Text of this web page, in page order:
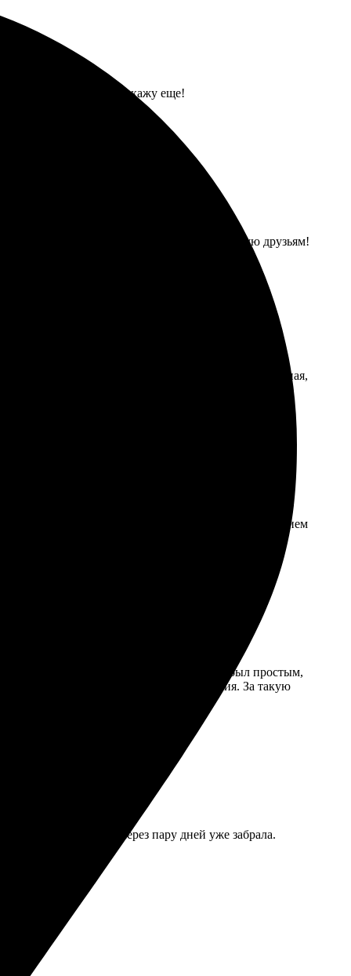
фото. Обязательно закажу еще!
неделю пришла посылка. Качество печати
сервисом и результатом. Рекомендую друзьям!
выбрал размер и оформил заказ. Упаковка отличная,
фотографии. Ребята знают своё дело! С удовольствием
все четко и понятно. Выбор изображений был простым,
яркие цвета, четкость изображения. За такую
оформила заказ, и через пару дней уже забрала.
Рекомендую всем.